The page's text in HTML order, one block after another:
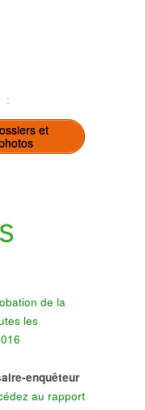
:
et
de la
les
enquêteur
au rapport